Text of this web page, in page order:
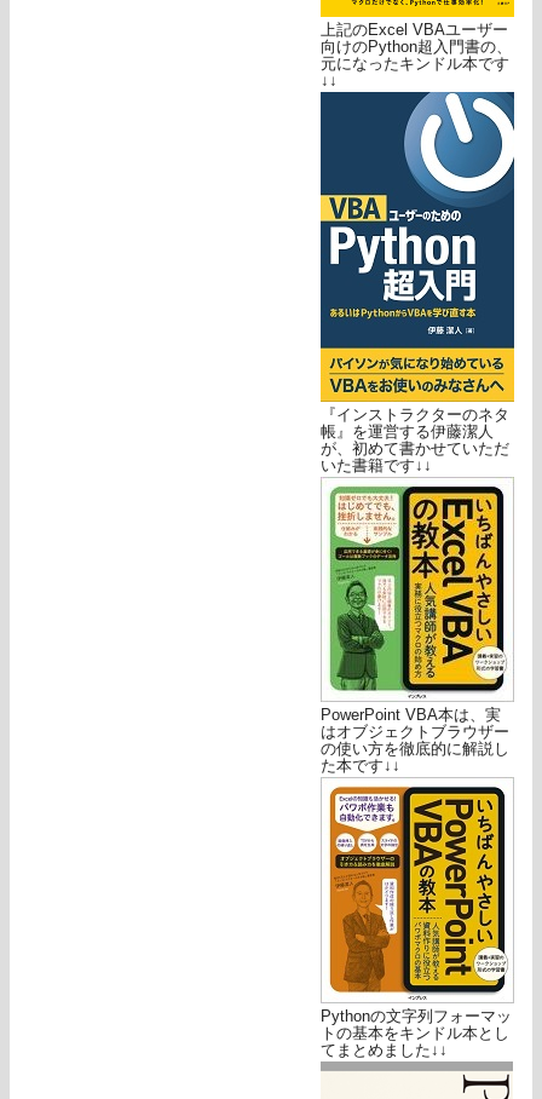
上記のExcel VBAユーザー
向けのPython超入門書の、
元になったキンドル本です
↓↓
『インストラクターのネタ
帳』を運営する伊藤潔人
が、初めて書かせていただ
いた書籍です↓↓
PowerPoint VBA本は、実
はオブジェクトブラウザー
の使い方を徹底的に解説し
た本です↓↓
Pythonの文字列フォーマッ
トの基本をキンドル本とし
てまとめました↓↓